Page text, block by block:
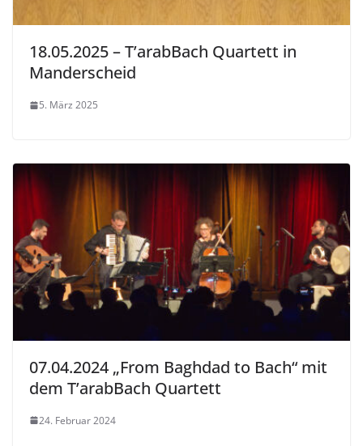
18.05.2025 – T’arabBach Quartett in
Manderscheid
5. März 2025
07.04.2024 „From Baghdad to Bach“ mit
dem T’arabBach Quartett
24. Februar 2024